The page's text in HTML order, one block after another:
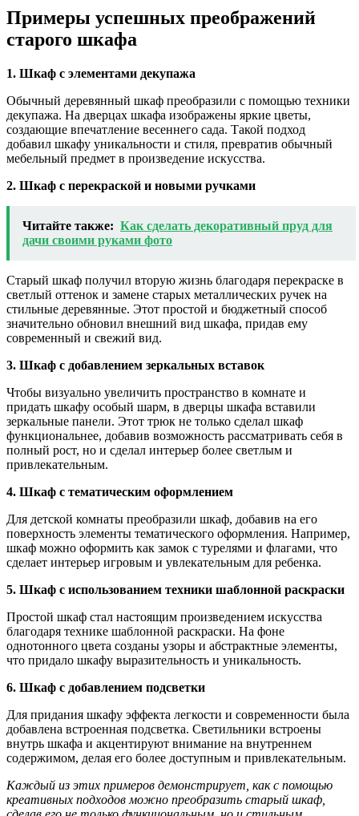
Примеры успешных преображений
старого шкафа
1. Шкаф с элементами декупажа
Обычный деревянный шкаф преобразили с помощью техники
декупажа. На дверцах шкафа изображены яркие цветы,
создающие впечатление весеннего сада. Такой подход
добавил шкафу уникальности и стиля, превратив обычный
мебельный предмет в произведение искусства.
2. Шкаф с перекраской и новыми ручками
Читайте также: Как сделать декоративный пруд для
дачи своими руками фото
Старый шкаф получил вторую жизнь благодаря перекраске в
светлый оттенок и замене старых металлических ручек на
стильные деревянные. Этот простой и бюджетный способ
значительно обновил внешний вид шкафа, придав ему
современный и свежий вид.
3. Шкаф с добавлением зеркальных вставок
Чтобы визуально увеличить пространство в комнате и
придать шкафу особый шарм, в дверцы шкафа вставили
зеркальные панели. Этот трюк не только сделал шкаф
функциональнее, добавив возможность рассматривать себя в
полный рост, но и сделал интерьер более светлым и
привлекательным.
4. Шкаф с тематическим оформлением
Для детской комнаты преобразили шкаф, добавив на его
поверхность элементы тематического оформления. Например,
шкаф можно оформить как замок с турелями и флагами, что
сделает интерьер игровым и увлекательным для ребенка.
5. Шкаф с использованием техники шаблонной раскраски
Простой шкаф стал настоящим произведением искусства
благодаря технике шаблонной раскраски. На фоне
однотонного цвета созданы узоры и абстрактные элементы,
что придало шкафу выразительность и уникальность.
6. Шкаф с добавлением подсветки
Для придания шкафу эффекта легкости и современности была
добавлена встроенная подсветка. Светильники встроены
внутрь шкафа и акцентируют внимание на внутреннем
содержимом, делая его более доступным и привлекательным.
Каждый из этих примеров демонстрирует, как с помощью
креативных подходов можно преобразить старый шкаф,